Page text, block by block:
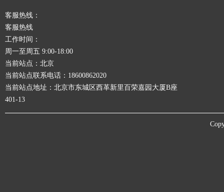
客服热线：
客服热线
工作时间：
周一至周五 9:00-18:00
当前站点：北京
当前站点联系电话：18600862020
当前站点地址：北京市东城区西革新里百荣嘉园大厦B座
401-13